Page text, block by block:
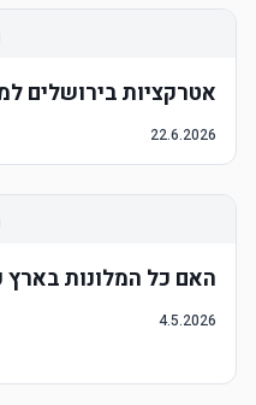
אטרקציות בירושלים
22.6.2026
האם כל המלונות בארץ
4.5.2026